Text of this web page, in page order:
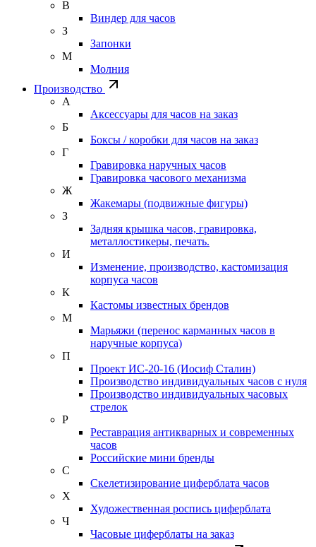
В
Виндер для часов
З
Запонки
М
Молния
Производство
А
Аксессуары для часов на заказ
Б
Боксы / коробки для часов на заказ
Г
Гравировка наручных часов
Гравировка часового механизма
Ж
Жакемары (подвижные фигуры)
З
Задняя крышка часов, гравировка,
металлостикеры, печать.
И
Изменение, производство, кастомизация
корпуса часов
К
Кастомы известных брендов
М
Марьяжи (перенос карманных часов в
наручные корпуса)
П
Проект ИС-20-16 (Иосиф Сталин)
Производство индивидуальных часов с нуля
Производство индивидуальных часовых
стрелок
Р
Реставрация антикварных и современных
часов
Российские мини бренды
С
Скелетизирование циферблата часов
Х
Художественная роспись циферблата
Ч
Часовые циферблаты на заказ